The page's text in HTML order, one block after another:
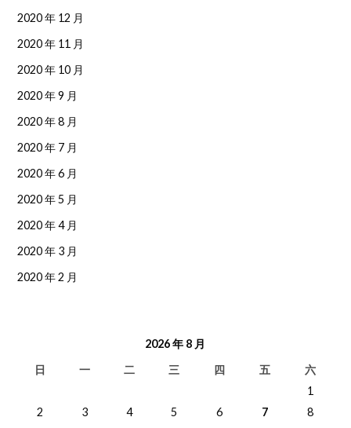
2020 年 12 月
2020 年 11 月
2020 年 10 月
2020 年 9 月
2020 年 8 月
2020 年 7 月
2020 年 6 月
2020 年 5 月
2020 年 4 月
2020 年 3 月
2020 年 2 月
2026 年 8 月
日 一 二 三 四 五 六
1
2
3 4 5 6 7
8